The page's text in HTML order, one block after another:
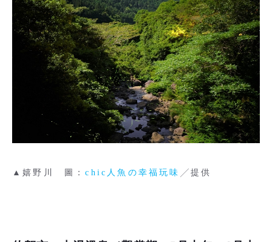
▲嬉野川 圖：chic人魚の幸福玩味 ╱提供